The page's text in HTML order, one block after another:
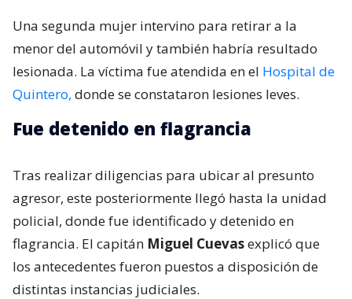
Una segunda mujer intervino para retirar a la
menor del automóvil y también habría resultado
lesionada. La víctima fue atendida en el Hospital de
Quintero, donde se constataron lesiones leves.
Fue detenido en flagrancia
Tras realizar diligencias para ubicar al presunto
agresor, este posteriormente llegó hasta la unidad
policial, donde fue identificado y detenido en
flagrancia. El capitán Miguel Cuevasexplicó que
los antecedentes fueron puestos a disposición de
distintas instancias judiciales.